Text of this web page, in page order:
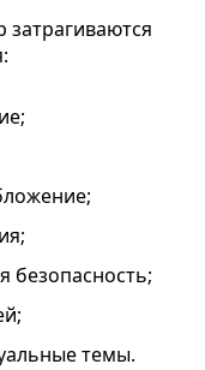
затрагиваются
безопасность;
темы.